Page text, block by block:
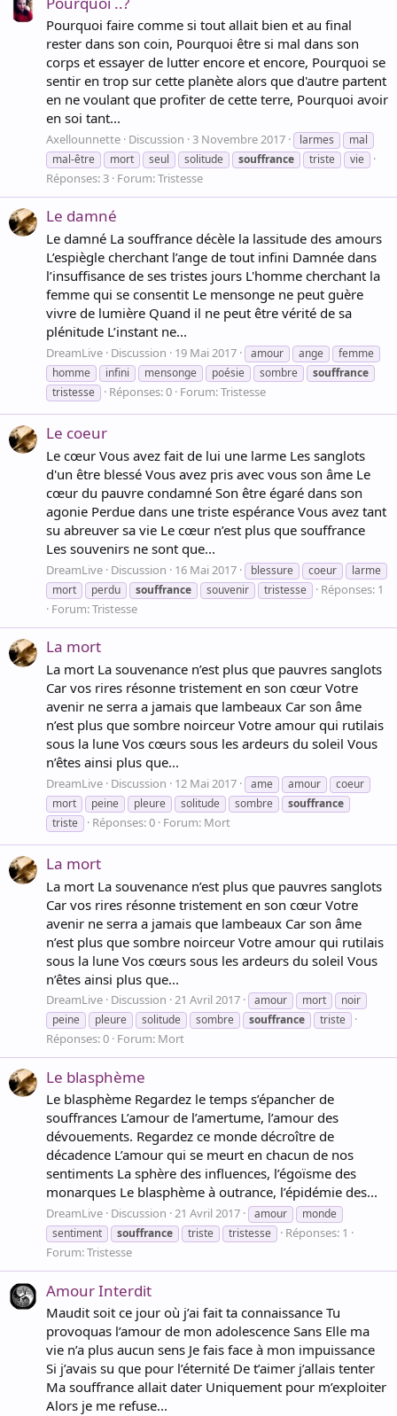
Pourquoi faire comme si tout allait bien et au final
rester dans son coin, Pourquoi être si mal dans son
corps et essayer de lutter encore et encore, Pourquoi se
sentir en trop sur cette planète alors que d'autre partent
en ne voulant que profiter de cette terre, Pourquoi avoir
en soi tant...
Axellounnette Discussion 3 Novembre 2017 larmes
mal
mal-être
mort seul solitude souffrance triste vie
Réponses: 3 Forum:Tristesse
Le damné
Le damné La souffrance décèle la lassitude des amours
L’espiègle cherchant l’ange de tout infini Damnée dans
l’insuffisance de ses tristes jours L'homme cherchant la
femme qui se consentit Le mensonge ne peut guère
vivre de lumière Quand il ne peut être vérité de sa
plénitude L’instant ne...
DreamLive Discussion 19 Mai 2017 amour ange
femme
homme
infini mensonge poésie sombre
souffrance
tristesse
Réponses: 0 Forum:Tristesse
Le coeur
Le cœur Vous avez fait de lui une larme Les sanglots
d'un être blessé Vous avez pris avec vous son âme Le
cœur du pauvre condamné Son être égaré dans son
agonie Perdue dans une triste espérance Vous avez tant
su abreuver sa vie Le cœur n’est plus que souffrance
Les souvenirs ne sont que...
DreamLive Discussion 16 Mai 2017 blessure coeur
larme
mort
perdu souffrance souvenir tristesse
Réponses: 1
Forum:Tristesse
La mort
La mort La souvenance n’est plus que pauvres sanglots
Car vos rires résonne tristement en son cœur Votre
avenir ne serra a jamais que lambeaux Car son âme
n’est plus que sombre noirceur Votre amour qui rutilais
sous la lune Vos cœurs sous les ardeurs du soleil Vous
n’êtes ainsi plus que...
DreamLive Discussion 12 Mai 2017 ame amour
coeur
mort
peine pleure solitude sombre
souffrance
triste
Réponses: 0 Forum: Mort
La mort
La mort La souvenance n’est plus que pauvres sanglots
Car vos rires résonne tristement en son cœur Votre
avenir ne serra a jamais que lambeaux Car son âme
n’est plus que sombre noirceur Votre amour qui rutilais
sous la lune Vos cœurs sous les ardeurs du soleil Vous
n’êtes ainsi plus que...
DreamLive Discussion 21 Avril 2017 amour mort
noir
peine
pleure solitude sombre souffrance triste
Réponses: 0 Forum: Mort
Le blasphème
Le blasphème Regardez le temps s’épancher de
souffrances L’amour de l’amertume, l’amour des
dévouements. Regardez ce monde décroître de
décadence L’amour qui se meurt en chacun de nos
sentiments La sphère des influences, l’égoïsme des
monarques Le blasphème à outrance, l’épidémie des...
DreamLive Discussion 21 Avril 2017 amour
monde
sentiment
souffrance triste tristesse
Réponses: 1
Forum:Tristesse
Amour Interdit
Maudit soit ce jour où j’ai fait ta connaissance Tu
provoquas l’amour de mon adolescence Sans Elle ma
vie n’a plus aucun sens Je fais face à mon impuissance
Si j’avais su que pour l’éternité De t’aimer j’allais tenter
Ma souffrance allait dater Uniquement pour m’exploiter
Alors je me refuse...